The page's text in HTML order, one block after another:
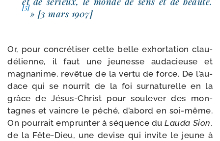
[5]
» [3 mars 1907]
Or, pour concré­ti­ser cette belle exhor­ta­tion clau­
dé­lienne, il faut une jeu­nesse auda­cieuse et
magna­nime, revê­tue de la ver­tu de force. De l’au­
dace qui se nour­rit de la foi sur­na­tu­relle en la
grâce de Jésus-​Christ pour sou­le­ver des mon­
tagnes et vaincre le péché, d’a­bord en soi-​même.
On pour­rait emprun­ter à séquence duLauda Sion,
de la Fête-​Dieu, une devise qui invite le jeune à